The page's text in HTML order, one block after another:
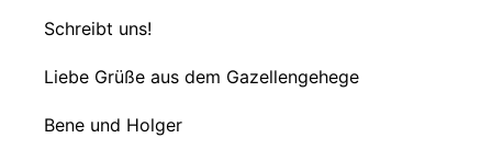
Schreibt uns!
Liebe Grüße aus dem Gazellengehege
Bene und Holger